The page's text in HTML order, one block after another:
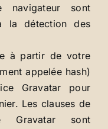
navigateur sont
la détection des
à partir de votre
appelée hash)
Gravatar pour
Les clauses de
Gravatar sont